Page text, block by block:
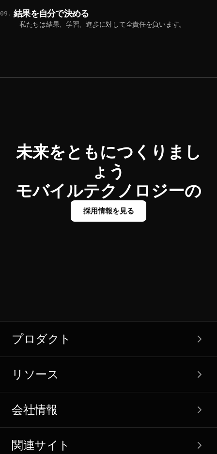
09. 結果を自分で決める
私たちは結果、学習、進歩に対して全責任を負います。
未来をともにつくりまし
ょう
モバイルテクノロジーの
採用情報を見る
プロダクト
リソース
会社情報
関連サイト